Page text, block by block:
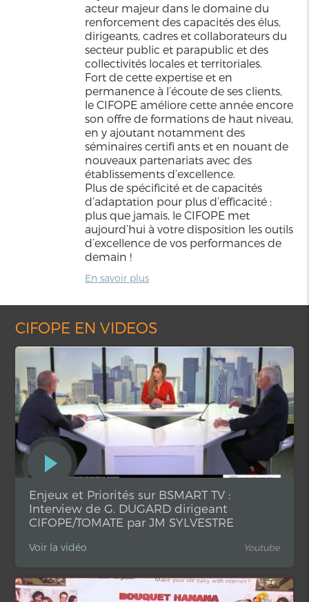
acteur majeur dans le domaine du
renforcement des capacités des élus,
dirigeants, cadres et collaborateurs du
secteur public et parapublic et des
collectivités locales et territoriales.
Fort de cette expertise et en
permanence à l’écoute de ses clients,
le CIFOPE améliore cette année encore
son offre de formations de haut niveau,
en y ajoutant notamment des
séminaires certifi ants et en nouant de
nouveaux partenariats avec des
établissements d’excellence.
Plus de spécificité et de capacités
d’adaptation pour plus d’efficacité :
plus que jamais, le CIFOPE met
aujourd’hui à votre disposition les outils
d’excellence de vos performances de
demain !
En savoir plus
CIFOPE EN VIDEOS
Enjeux et Priorités sur BSMART TV :
Interview de G. DUGARD dirigeant
CIFOPE/TOMATE par JM SYLVESTRE
Voir la vidéo Youtube